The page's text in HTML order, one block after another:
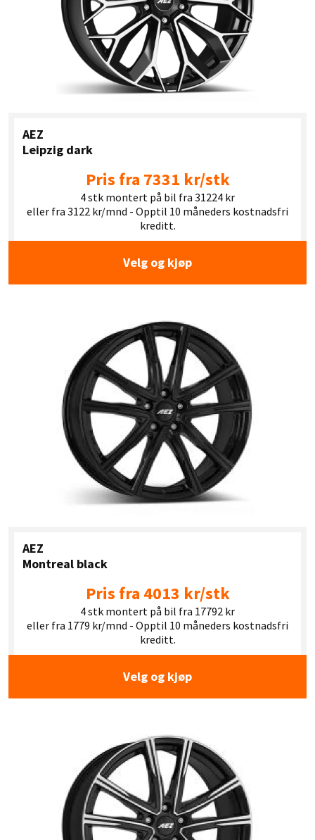
AEZ
Leipzig dark
Pris fra 7331 kr/stk
4 stk montert på bil fra 31224 kr
eller fra 3122 kr/mnd - Opptil 10 måneders kostnadsfri
kreditt.
Velg og kjøp
AEZ
Montreal black
Pris fra 4013 kr/stk
4 stk montert på bil fra 17792 kr
eller fra 1779 kr/mnd - Opptil 10 måneders kostnadsfri
kreditt.
Velg og kjøp